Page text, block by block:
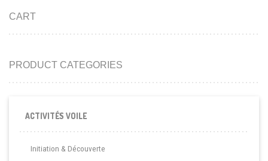
CART
PRODUCT CATEGORIES
ACTIVITÉS VOILE
Initiation & Découverte